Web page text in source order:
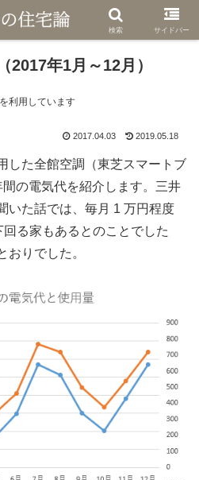
2017年1月～12月）
利用しています
2017.04.03 2019.05.18
した全館空調（東芝スマートブ
の電気代を紹介します。三井
いた話では、毎月 1 万円程度
る家もあるとのことでした
おりでした。
検索 サイドバー